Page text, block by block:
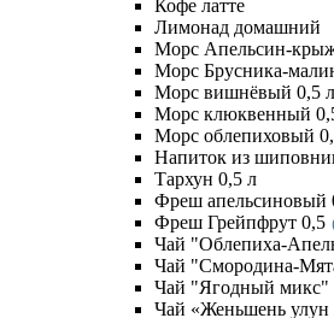
Кофе латте
Лимонад домашний
Морс Апельсин-
Морс Брусника-
Морс вишнёвый 0,5 л
Морс клюквенный
Морс облепиховый
Напиток из
Тархун 0,5 л
Фреш апельсиновый
Фреш Грейпфрут 0,5
Чай "Облепиха-
Чай "Смородина-
Чай "Ягодный микс"
Чай «Женьшень улун